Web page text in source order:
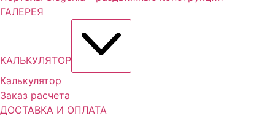
ГАЛЕРЕЯ
КАЛЬКУЛЯТОР
Калькулятор
Заказ расчета
ДОСТАВКА И ОПЛАТА